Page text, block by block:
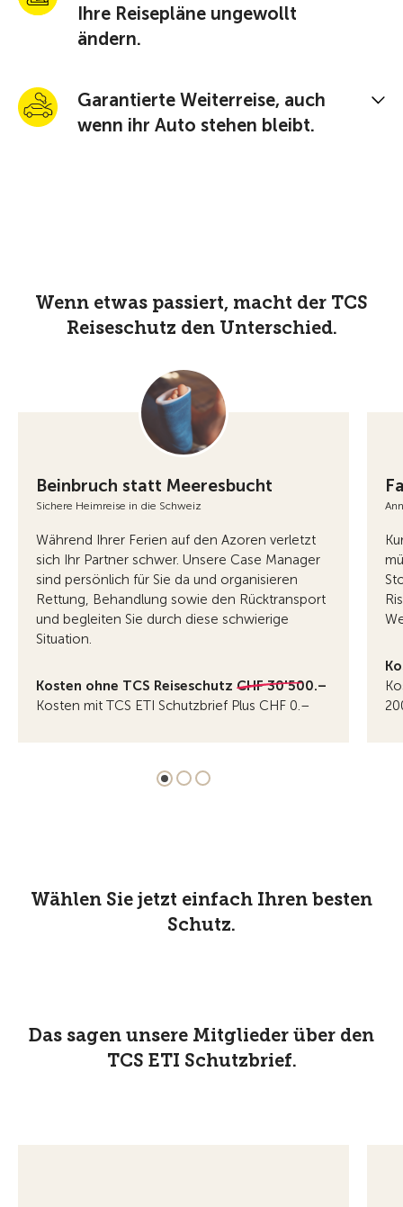
Ihre Reisepläne ungewollt
ändern.
Garantierte Weiterreise, auch
wenn ihr Auto stehen bleibt.
Wenn etwas passiert, macht der TCS
Reiseschutz den Unterschied.
Beinbruch statt Meeresbucht
Sichere Heimreise in die Schweiz
Während Ihrer Ferien auf den Azoren verletzt
sich Ihr Partner schwer. Unsere Case Manager
sind persönlich für Sie da und organisieren
Rettung, Behandlung sowie den Rücktransport
und begleiten Sie durch diese schwierige
Situation.
Kosten ohne TCS Reiseschutz CHF 30'500.–
Kosten mit TCS ETI Schutzbrief Plus CHF 0.–
Wählen Sie jetzt einfach Ihren besten
Schutz.
Das sagen unsere Mitglieder über den
TCS ETI Schutzbrief.